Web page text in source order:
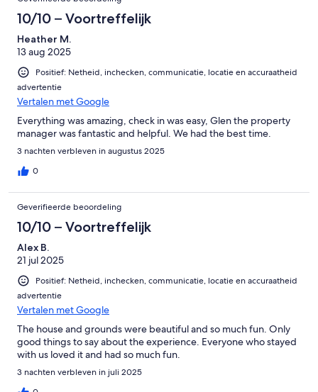
10/10 – Voortreffelijk
Heather M.
13 aug 2025
Positief: Netheid, inchecken, communicatie, locatie en accuraatheid
advertentie
Vertalen met Google
Everything was amazing, check in was easy, Glen the property
manager was fantastic and helpful. We had the best time.
3 nachten verbleven in augustus 2025
0
Geverifieerde beoordeling
10/10 – Voortreffelijk
Alex B.
21 jul 2025
Positief: Netheid, inchecken, communicatie, locatie en accuraatheid
advertentie
Vertalen met Google
The house and grounds were beautiful and so much fun. Only
good things to say about the experience. Everyone who stayed
with us loved it and had so much fun.
3 nachten verbleven in juli 2025